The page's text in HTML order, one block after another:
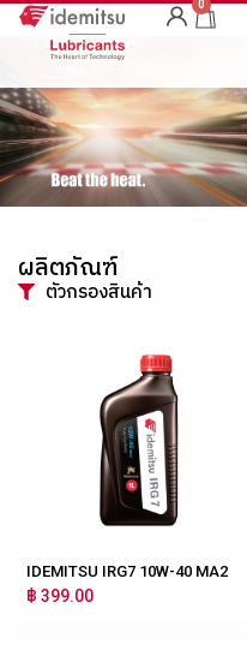
0
ผลิตภัณฑ์
ตัวกรองสินค้า
IDEMITSU IRG7 10W-40 MA2
฿ 399.00